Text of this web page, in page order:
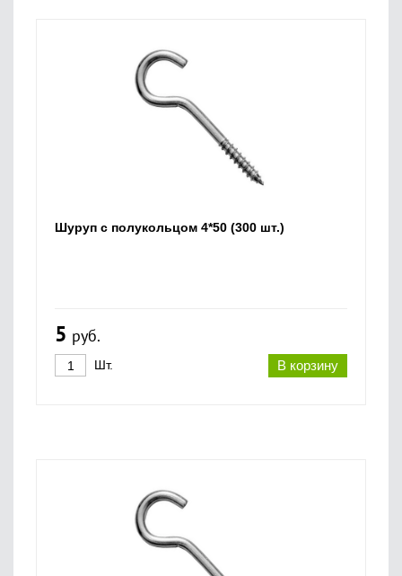
Шуруп с полукольцом 4*50 (300 шт.)
5 руб.
В корзину
Шт.